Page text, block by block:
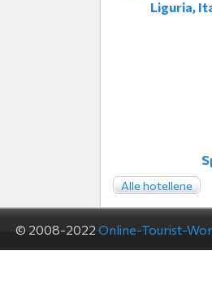
Liguria,
Alle hotellene
© 2008-2022 Online-Tourist-